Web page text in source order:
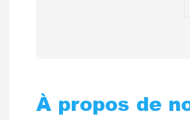
À propos de